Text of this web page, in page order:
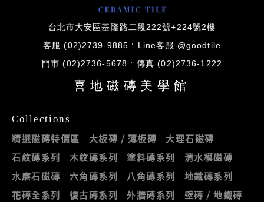
台北市大安區基隆路二段222號+224號2樓
客服 (02)2739-9885 Line客服 @goodtile
門市 (02)2736-5678 傳真 (02)2736-1222
喜地磁磚美學館
Collections
精選磁磚特價區 大板磚 / 薄板磚
大理石磁磚
石紋磚系列
木紋磚系列 塗料磚系列
清水模磁磚
水磨石磁磚
六角磚系列 八角磚系列
地鐵磚系列
花磚全系列
復古磚系列 外牆磚系列
壁磚 / 地鐵磚